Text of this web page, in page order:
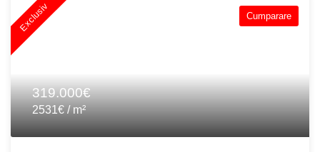
Exclusiv Cumparare
319.000€
2531€ / m²